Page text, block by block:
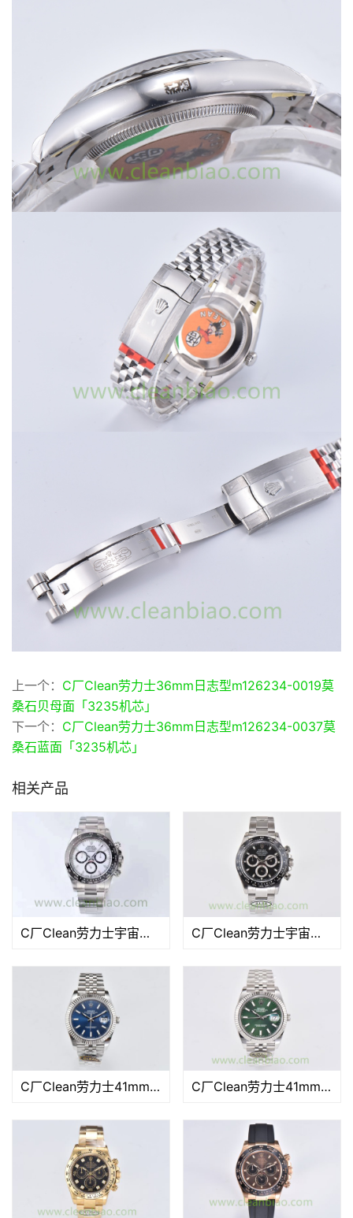
上一个： C厂Clean劳力士36mm日志型m126234-0019莫
桑石贝母面「3235机芯」
下一个： C厂Clean劳力士36mm日志型m126234-0037莫
桑石蓝面「3235机芯」
相关产品
C厂Clean劳力士宇宙计型迪通拿m126500LN-0001新熊猫迪「4131机芯」 C厂Clean劳力士宇宙计型迪通拿m116500ln-0002黑陶迪「4130机芯」
C厂Clean劳力士41mm日志型126334-0002蓝色盘面「3235机芯」 C厂Clean劳力士41mm日志型m126334-0028薄荷绿「3235机芯」